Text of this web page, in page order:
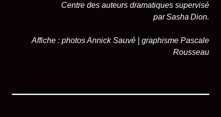
Centre des auteurs dramatiques supervisé
par Sasha Dion.
Affiche : photos Annick Sauvé | graphisme Pascale
Rousseau